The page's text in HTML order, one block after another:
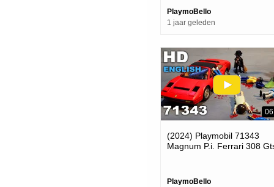
PlaymoBello
1 jaar geleden
(2024) Playmobil 71343
Magnum P.i. Ferrari 308
PlaymoBello